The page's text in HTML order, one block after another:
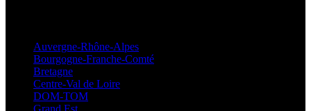
Auvergne-Rhône-Alpes
Bourgogne-Franche-Comté
Bretagne
Centre-Val de Loire
DOM-TOM
Grand Est